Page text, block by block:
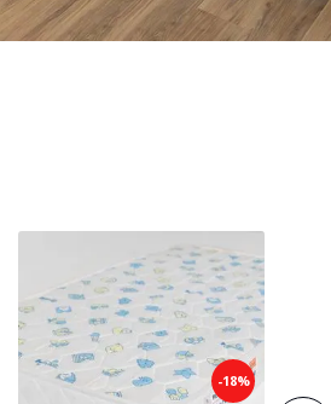
-18%
Colchão de Espuma Plummi